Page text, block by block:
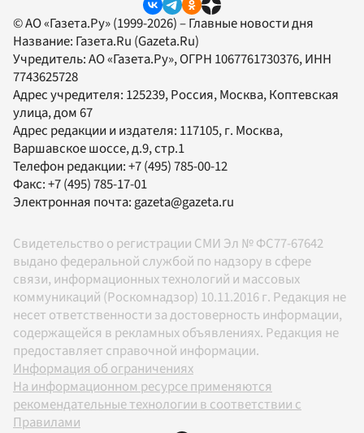
© АО «Газета.Ру» (1999-2026) – Главные новости дня
Название: Газета.Ru (Gazeta.Ru)
Учредитель:АО «Газета.Ру», ОГРН 1067761730376, ИНН
7743625728
Адрес учредителя: 125239, Россия, Москва, Коптевская
улица, дом 67
Адрес редакции и издателя: 117105, г. Москва,
Варшавское шоссе, д.9, стр.1
Телефон редакции:+7 (495) 785-00-12
Факс:+7 (495) 785-17-01
Электронная почта: gazeta@gazeta.ru
Свидетельство о регистрации СМИ Эл № ФС77-67642
выдано федеральной службой по надзору в сфере
связи, информационных технологий и массовых
коммуникаций (Роскомнадзор) 10.11.2016 г. Редакция не
несет ответственности за достоверность информации,
содержащейся в рекламных объявлениях. Редакция не
предоставляет справочной информации.
Информация об ограничениях
На информационном ресурсе применяются
рекомендательные технологии в соответствии с
Правилами